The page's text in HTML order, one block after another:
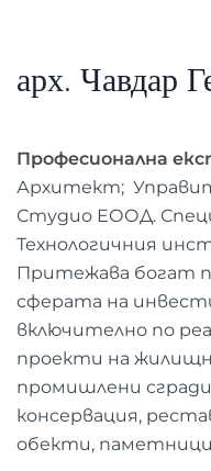
арх. Чавдар
Професионална
Архитект;
Студио ЕООД.
Технологичния
Притежава богат
сферата на
включително по
проекти на
промишлени
консервация,
обекти,